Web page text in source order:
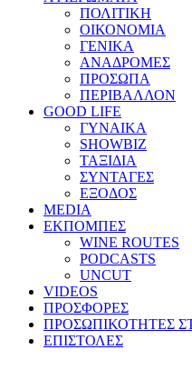
ΠΟΛΙΤΙΚΗ
ΟΙΚΟΝΟΜΙΑ
ΓΕΝΙΚΑ
ΑΝΑΔΡΟΜΕΣ
ΠΡΟΣΩΠΑ
ΠΕΡΙΒΑΛΛΟΝ
GOOD LIFE
ΓΥΝΑΙΚΑ
SHOWBIZ
ΤΑΞΙΔΙΑ
ΣΥΝΤΑΓΕΣ
ΕΞΟΔΟΣ
MEDIA
ΕΚΠΟΜΠΕΣ
WINE ROUTES
PODCASTS
UNCUT
VIDEOS
ΠΡΟΣΦΟΡΕΣ
ΠΡΟΣΩΠΙΚΟΤΗΤΕΣ
ΕΠΙΣΤΟΛΕΣ